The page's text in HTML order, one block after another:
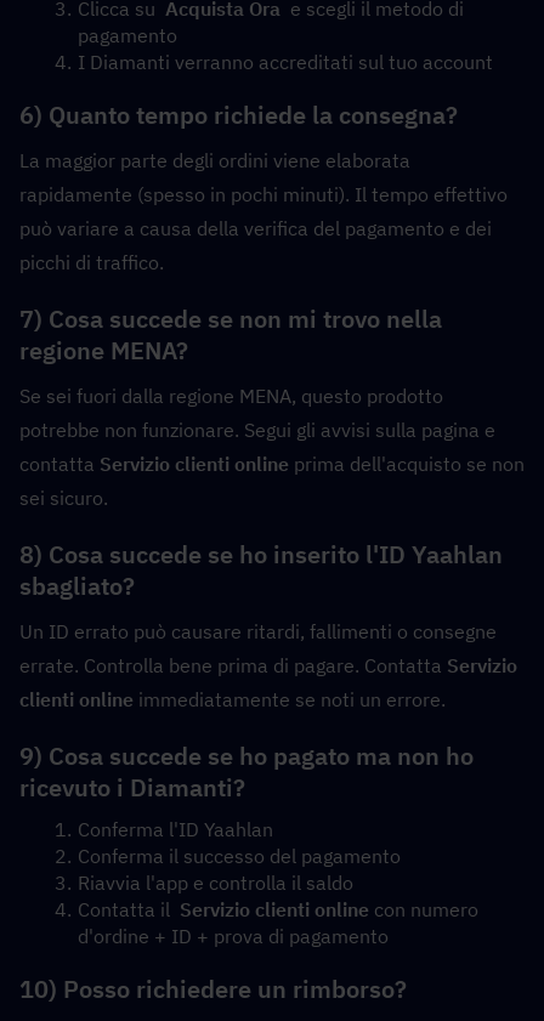
Clicca su Acquista Ora
  e scegli il metodo di
pagamento
I Diamanti verranno accreditati sul tuo account
6) Quanto tempo richiede la consegna?
La maggior parte degli ordini viene elaborata
rapidamente (spesso in pochi minuti). Il tempo effettivo
può variare a causa della verifica del pagamento e dei
picchi di traffico.
7) Cosa succede se non mi trovo nella
regione MENA?
Se sei fuori dalla regione MENA, questo prodotto
potrebbe non funzionare. Segui gli avvisi sulla pagina e
contatta Servizio clienti online prima dell'acquisto se non
sei sicuro.
8) Cosa succede se ho inserito l'ID Yaahlan
sbagliato?
Un ID errato può causare ritardi, fallimenti o consegne
errate. Controlla bene prima di pagare. Contatta Servizio
clienti online immediatamente se noti un errore.
9) Cosa succede se ho pagato ma non ho
ricevuto i Diamanti?
Conferma l'ID Yaahlan
Conferma il successo del pagamento
Riavvia l'app e controlla il saldo
Contatta il Servizio clienti online con numero
d'ordine + ID + prova di pagamento
10) Posso richiedere un rimborso?